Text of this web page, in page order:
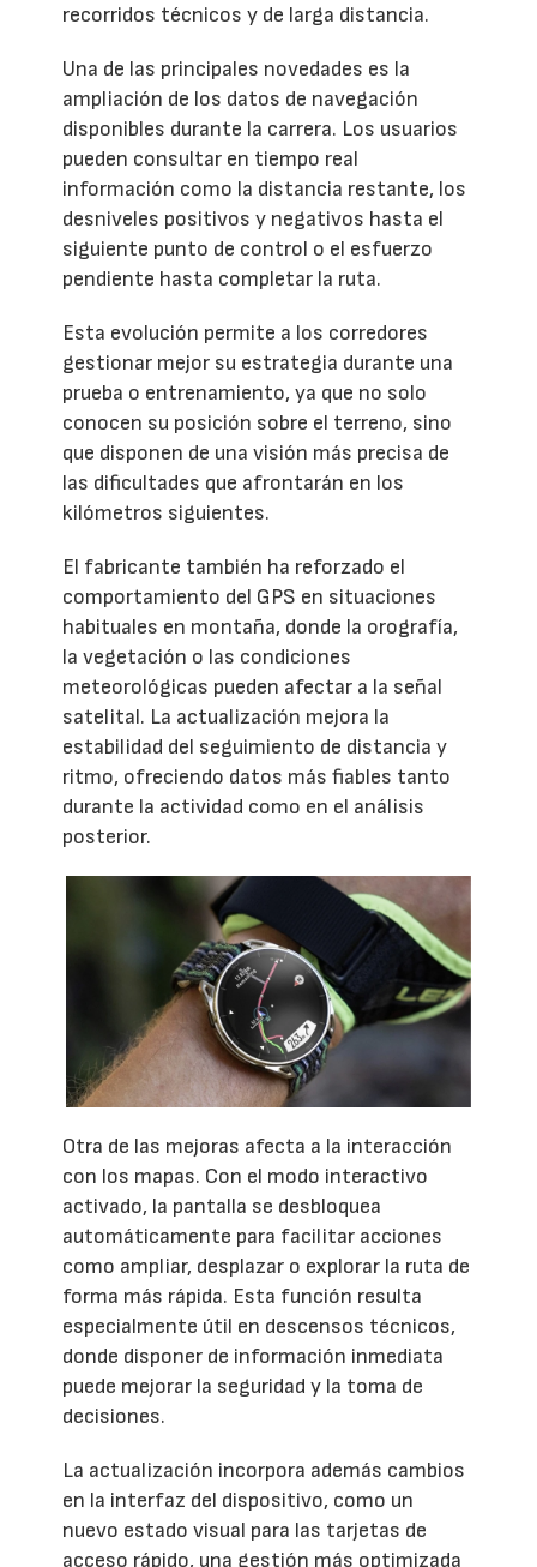
recorridos técnicos y de larga distancia.
Una de las principales novedades es la
ampliación de los datos de navegación
disponibles durante la carrera. Los usuarios
pueden consultar en tiempo real
información como la distancia restante, los
desniveles positivos y negativos hasta el
siguiente punto de control o el esfuerzo
pendiente hasta completar la ruta.
Esta evolución permite a los corredores
gestionar mejor su estrategia durante una
prueba o entrenamiento, ya que no solo
conocen su posición sobre el terreno, sino
que disponen de una visión más precisa de
las dificultades que afrontarán en los
kilómetros siguientes.
El fabricante también ha reforzado el
comportamiento del GPS en situaciones
habituales en montaña, donde la orografía,
la vegetación o las condiciones
meteorológicas pueden afectar a la señal
satelital. La actualización mejora la
estabilidad del seguimiento de distancia y
ritmo, ofreciendo datos más fiables tanto
durante la actividad como en el análisis
posterior.
Otra de las mejoras afecta a la interacción
con los mapas. Con el modo interactivo
activado, la pantalla se desbloquea
automáticamente para facilitar acciones
como ampliar, desplazar o explorar la ruta de
forma más rápida. Esta función resulta
especialmente útil en descensos técnicos,
donde disponer de información inmediata
puede mejorar la seguridad y la toma de
decisiones.
La actualización incorpora además cambios
en la interfaz del dispositivo, como un
nuevo estado visual para las tarjetas de
acceso rápido, una gestión más optimizada